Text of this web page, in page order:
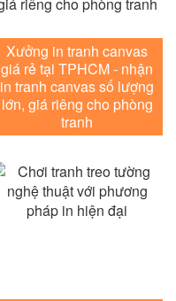
Xưởng in tranh canvas
giá rẻ tại TPHCM - nhận
in tranh canvas số lượng
lớn, giá riêng cho phòng
tranh